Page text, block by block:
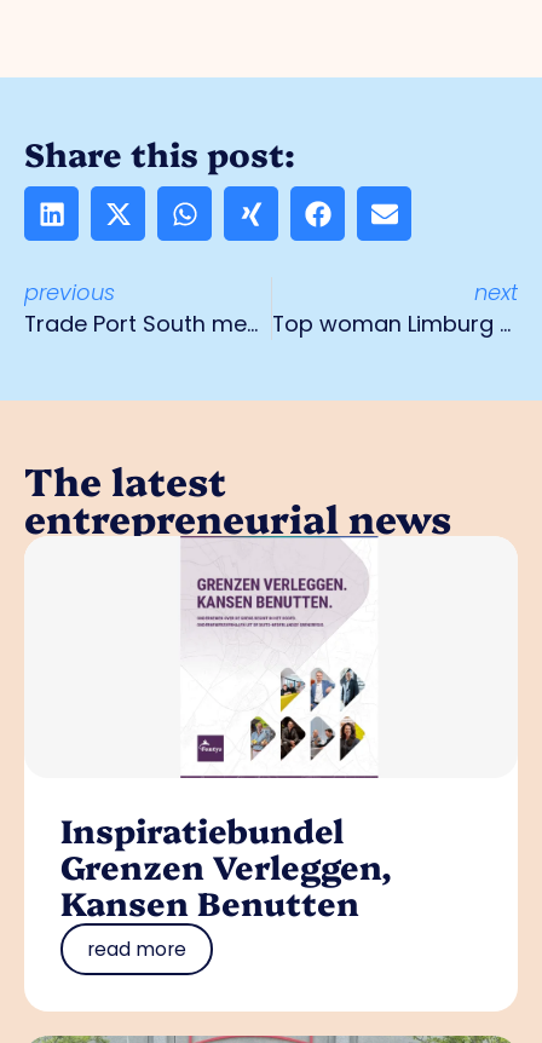
Share this post:
previous
Trade Port South members' meeting
next
Top woman Limburg 2023
The latest
entrepreneurial news
Inspiratiebundel
Grenzen Verleggen,
Kansen Benutten
read more